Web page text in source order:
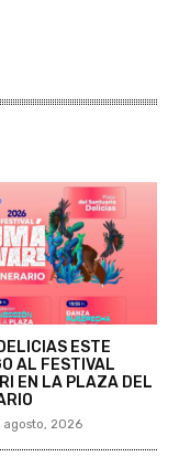
ESTE
AL FESTIVAL
EN LA PLAZA DEL
agosto, 2026